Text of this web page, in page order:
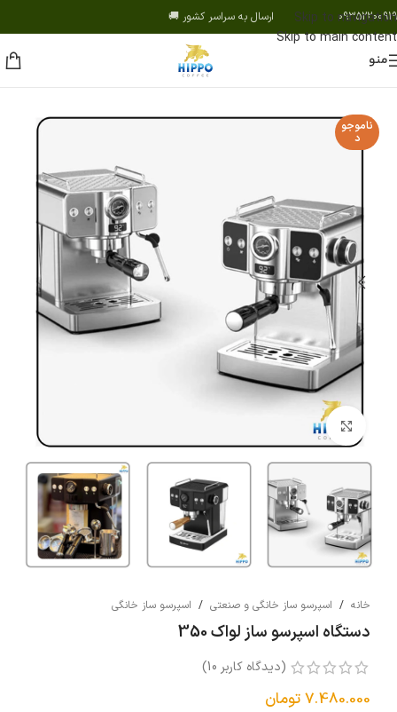
Skip to navigation
Skip to main content
09352200919 ارسال به سراسر کشور 🚚
منو
ناموجو
د
بزرگنمایی تصویر
خانه / اسپرسو ساز خانگی و صنعتی / اسپرسو ساز خانگی
دستگاه اسپرسو ساز لواک 350
(دیدگاه کاربر 10
)
7.480.000تومان